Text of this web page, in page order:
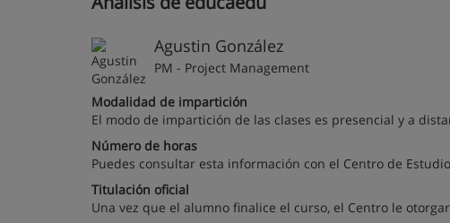
Agustin González
PM - Project Management
Modalidad de impartición
El modo de impartición de las clases es presencial y a
Número de horas
Puedes consultar esta información con el Centro de
Titulación oficial
Una vez que el alumno finalice el curso, el Centro le